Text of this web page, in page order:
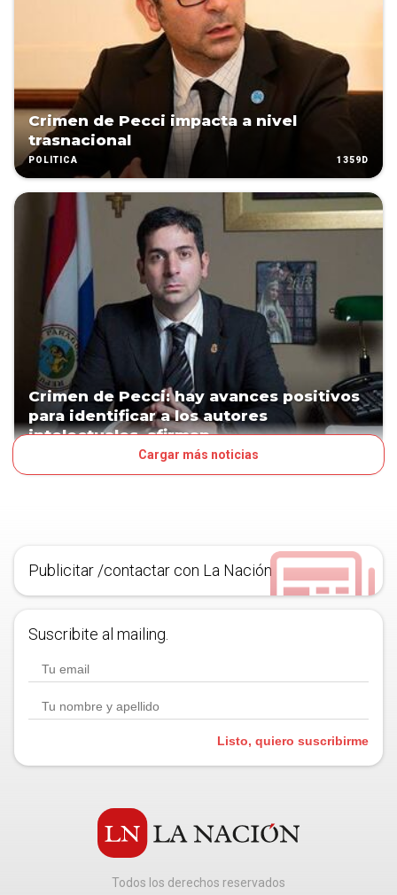
Crimen de Pecci impacta a nivel
trasnacional
POLÍTICA 1359D
Crimen de Pecci: hay avances positivos
para identificar a los autores
intelectuales, afirman
Cargar más noticias
Publicitar /contactar con La Nación
Suscribite al mailing.
Listo, quiero suscribirme
Todos los derechos reservados